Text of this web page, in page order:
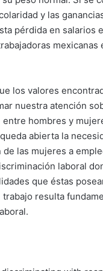
y las
pérdida en salarios
los valores
nuestra atención
hombres y
abierta la
las mujeres a
laboral
que éstas
resulta